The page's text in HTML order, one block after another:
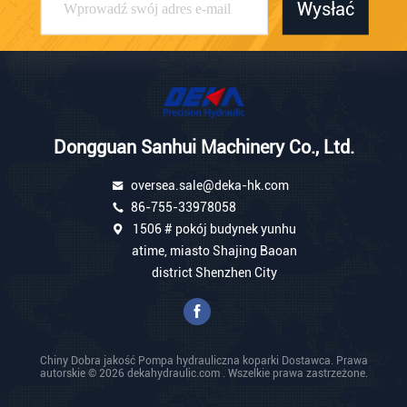
Wysłać
Dongguan Sanhui Machinery Co., Ltd.
oversea.sale@deka-hk.com
86-755-33978058
1506 # pokój budynek yunhu
atime, miasto Shajing Baoan
district Shenzhen City
Chiny Dobra jakość Pompa hydrauliczna koparki Dostawca. Prawa
autorskie © 2026 dekahydraulic.com . Wszelkie prawa zastrzeżone.